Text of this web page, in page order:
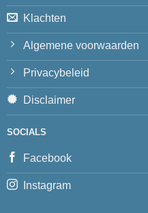
Klachten
Algemene voorwaarden
Privacybeleid
Disclaimer
SOCIALS
Facebook
Instagram